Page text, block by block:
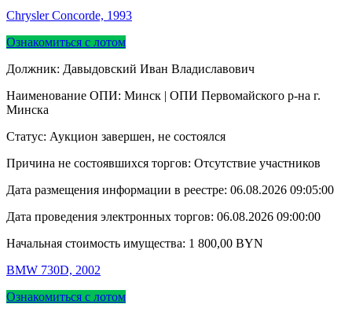
Chrysler Concorde, 1993
Ознакомиться с лотом
Должник: Давыдовский Иван Владиславович
Наименование ОПИ: Минск | ОПИ Первомайского р-на г.
Минска
Статус: Аукцион завершен, не состоялся
Причина не состоявшихся торгов: Отсутствие участников
Дата размещения информации в реестре: 06.08.2026 09:05:00
Дата проведения электронных торгов: 06.08.2026 09:00:00
Начальная стоимость имущества: 1 800,00 BYN
BMW 730D, 2002
Ознакомиться с лотом